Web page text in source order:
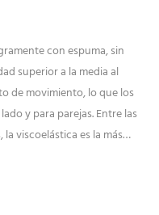
con espuma, sin
superior a la media al
de movimiento, lo que los
y para parejas. Entre las
viscoelástica es la más